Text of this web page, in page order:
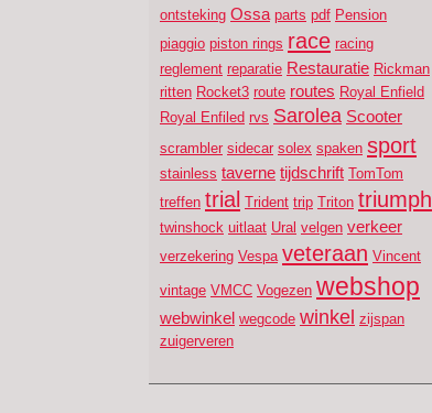
ontsteking Ossa parts pdf Pension
piaggio piston rings race racing
reglement reparatie Restauratie Rickman
ritten Rocket3 route routes Royal Enfield
Royal Enfiled rvs Sarolea Scooter
scrambler sidecar solex spaken sport
stainless taverne tijdschrift TomTom
treffen trial Trident trip Triton triumph
twinshock uitlaat Ural velgen verkeer
verzekering Vespa veteraan Vincent
vintage VMCC Vogezen webshop
webwinkel wegcode winkel zijspan
zuigerveren